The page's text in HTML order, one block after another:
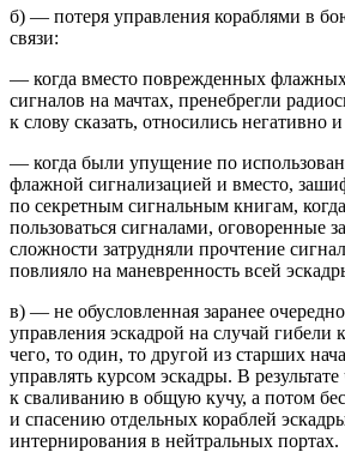
б) — потеря управления кораблями в
связи:
— когда вместо поврежденных
сигналов на мачтах, пренебрегли
к слову сказать, относились негативно
— когда были упущение по
флажной сигнализацией и вместо,
по секретным сигнальным книгам,
пользоваться сигналами, оговоренные
сложности затрудняли прочтение
повлияло на маневренность всей
в) — не обусловленная заранее
управления эскадрой на случай гибели
чего, то один, то другой из старших
управлять курсом эскадры. В
к сваливанию в общую кучу, а потом
и спасению отдельных кораблей
интернирования в нейтральных портах.